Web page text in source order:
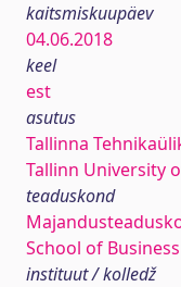
kaitsmiskuupäev
04.06.2018
keel
est
asutus
Tallinna
Tallinn University
teaduskond
School of
instituut / kolledž